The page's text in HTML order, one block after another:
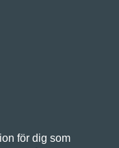
för dig som